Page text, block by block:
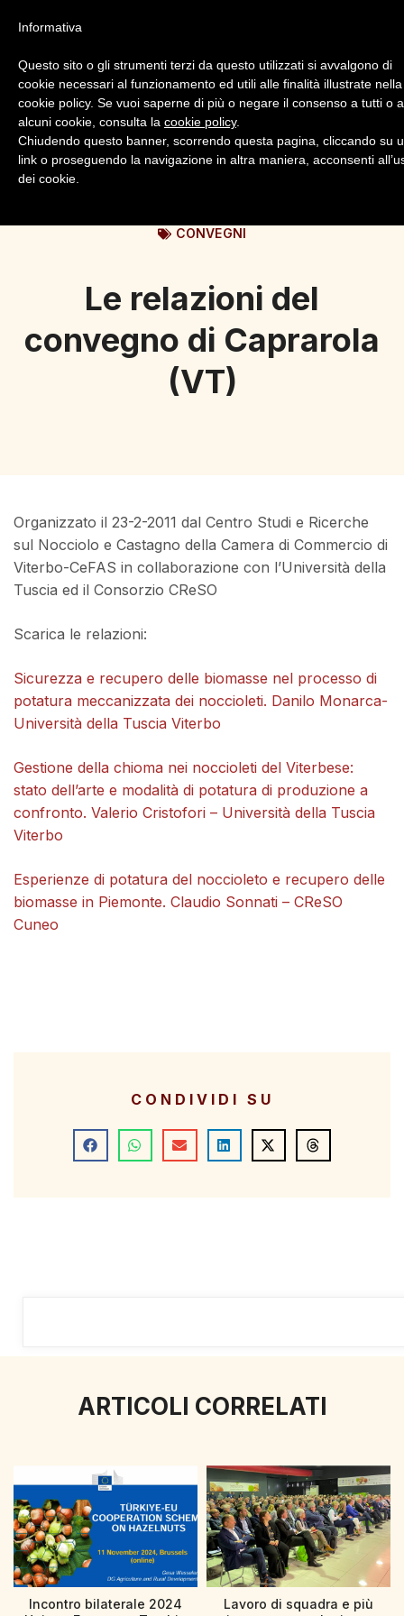
Login Registrazione
CONVEGNI
Le relazioni del
convegno di Caprarola
(VT)
Organizzato il 23-2-2011 dal Centro Studi e Ricerche
sul Nocciolo e Castagno della Camera di Commercio di
Viterbo-CeFAS in collaborazione con l’Università della
Tuscia ed il Consorzio CReSO
Scarica le relazioni:
Sicurezza e recupero delle biomasse nel processo di
potatura meccanizzata dei noccioleti. Danilo Monarca-
Università della Tuscia Viterbo
Gestione della chioma nei noccioleti del Viterbese:
stato dell’arte e modalità di potatura di produzione a
confronto. Valerio Cristofori – Università della Tuscia
Viterbo
Esperienze di potatura del noccioleto e recupero delle
biomasse in Piemonte. Claudio Sonnati – CReSO
Cuneo
CONDIVIDI SU
ARTICOLI CORRELATI
Incontro bilaterale 2024
Lavoro di squadra e più
Informativa
Questo sito o gli strumenti terzi da questo utilizzati si avvalgono di
cookie necessari al funzionamento ed utili alle finalità illustrate nella
cookie policy. Se vuoi saperne di più o negare il consenso a tutti o
alcuni cookie, consulta la cookie policy.
Chiudendo questo banner, scorrendo questa pagina, cliccando su
link o proseguendo la navigazione in altra maniera, acconsenti
dei cookie.